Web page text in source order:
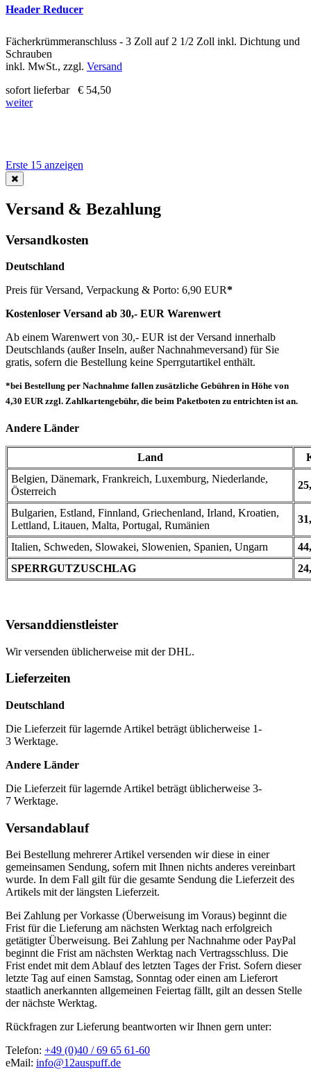
Header Reducer
Fächerkrümmeranschluss - 3 Zoll auf 2 1/2 Zoll inkl. Dichtung und
Schrauben
inkl. MwSt., zzgl. Versand
sofort lieferbar
€ 54,50
weiter
Erste 15 anzeigen
Versand & Bezahlung
Versandkosten
Deutschland
Preis für Versand, Verpackung & Porto: 6,90 EUR*
Kostenloser Versand ab 30,- EUR Warenwert
Ab einem Warenwert von 30,- EUR ist der Versand innerhalb
Deutschlands (außer Inseln, außer Nachnahmeversand) für Sie
gratis, sofern die Bestellung keine Sperrgutartikel enthält.
*bei Bestellung per Nachnahme fallen zusätzliche Gebühren in Höhe von
4,30 EUR zzgl. Zahlkartengebühr, die beim Paketboten zu entrichten ist an.
Andere Länder
Land
Belgien, Dänemark, Frankreich, Luxemburg, Niederlande,
Österreich
Bulgarien, Estland, Finnland, Griechenland, Irland, Kroatien,
Lettland, Litauen, Malta, Portugal, Rumänien
Italien, Schweden, Slowakei, Slowenien, Spanien, Ungarn
SPERRGUTZUSCHLAG
Versanddienstleister
Wir versenden üblicherweise mit der DHL.
Lieferzeiten
Deutschland
Die Lieferzeit für lagernde Artikel beträgt üblicherweise 1-
3 Werktage.
Andere Länder
Die Lieferzeit für lagernde Artikel beträgt üblicherweise 3-
7 Werktage.
Versandablauf
Bei Bestellung mehrerer Artikel versenden wir diese in einer
gemeinsamen Sendung, sofern mit Ihnen nichts anderes vereinbart
wurde. In dem Fall gilt für die gesamte Sendung die Lieferzeit des
Artikels mit der längsten Lieferzeit.
Bei Zahlung per Vorkasse (Überweisung im Voraus) beginnt die
Frist für die Lieferung am nächsten Werktag nach erfolgreich
getätigter Überweisung. Bei Zahlung per Nachnahme oder PayPal
beginnt die Frist am nächsten Werktag nach Vertragsschluss. Die
Frist endet mit dem Ablauf des letzten Tages der Frist. Sofern dieser
letzte Tag auf einen Samstag, Sonntag oder einen am Lieferort
staatlich anerkannten allgemeinen Feiertag fällt, gilt an dessen Stelle
der nächste Werktag.
Rückfragen zur Lieferung beantworten wir Ihnen gern unter:
Telefon: +49 (0)40 / 69 65 61-60
eMail: info@12auspuff.de